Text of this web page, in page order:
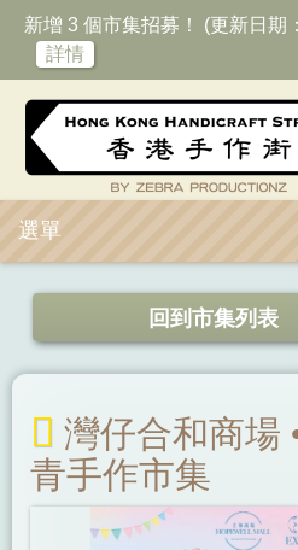
新增 3 個市集招募！ (更新日期
詳情
選單
回到市集列表
灣仔合和商場
青手作市集